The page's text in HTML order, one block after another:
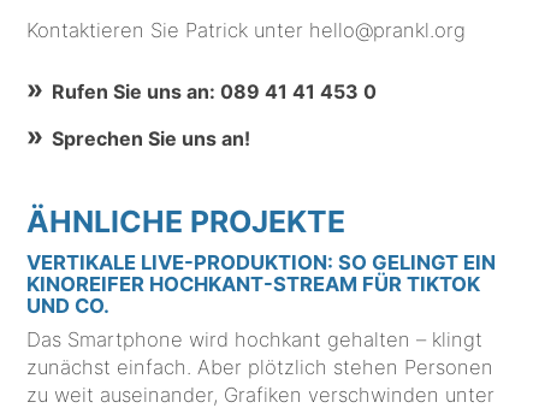
Kontaktieren Sie Patrick unter hello@prankl.org
Rufen Sie uns an: 089 41 41 453 0
Sprechen Sie uns an!
ÄHNLICHE PROJEKTE
VERTIKALE LIVE-PRODUKTION: SO GELINGT EIN
KINOREIFER HOCHKANT-STREAM FÜR TIKTOK
UND CO.
Das Smartphone wird hochkant gehalten – klingt
zunächst einfach. Aber plötzlich stehen Personen
zu weit auseinander, Grafiken verschwinden unter